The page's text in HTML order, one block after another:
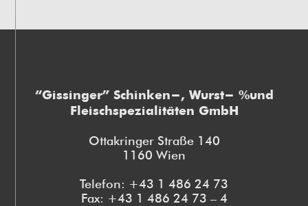
“Gissinger” Schinken-, Wurst- und
Fleischspezialitäten GmbH
Ottakringer Straße 140
1160 Wien
Telefon: +43 1 486 24 73
Fax: +43 1 486 24 73 – 4